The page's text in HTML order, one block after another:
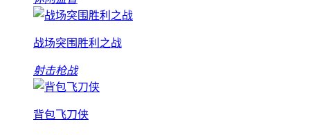
战场突围胜利之战
射击枪战
背包飞刀侠